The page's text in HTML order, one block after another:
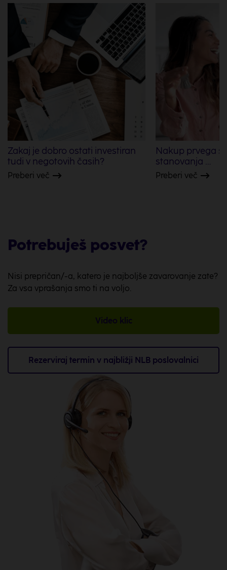
Zakaj je dobro ostati investiran
tudi v negotovih časih?
Preberi več
Nakup prvega
stanovanja …
Preberi več
Potrebuješ posvet?
Nisi prepričan/-a, katero je najboljše zavarovanje zate?
Za vsa vprašanja smo ti na voljo.
Video klic
Rezerviraj termin v najbližji NLB poslovalnici